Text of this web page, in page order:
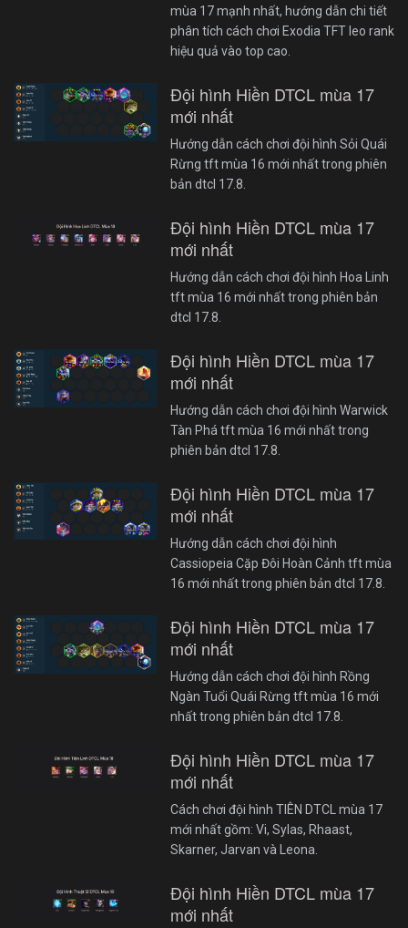
mùa 17 mạnh nhất, hướng dẫn chi tiết
phân tích cách chơi Exodia TFT leo rank
hiệu quả vào top cao.
Đội hình Hiền DTCL mùa 17
mới nhất
Hướng dẫn cách chơi đội hình Sỏi Quái
Rừng tft mùa 16 mới nhất trong phiên
bản dtcl 17.8.
Đội hình Hiền DTCL mùa 17
mới nhất
Hướng dẫn cách chơi đội hình Hoa Linh
tft mùa 16 mới nhất trong phiên bản
dtcl 17.8.
Đội hình Hiền DTCL mùa 17
mới nhất
Hướng dẫn cách chơi đội hình Warwick
Tàn Phá tft mùa 16 mới nhất trong
phiên bản dtcl 17.8.
Đội hình Hiền DTCL mùa 17
mới nhất
Hướng dẫn cách chơi đội hình
Cassiopeia Cặp Đôi Hoàn Cảnh tft mùa
16 mới nhất trong phiên bản dtcl 17.8.
Đội hình Hiền DTCL mùa 17
mới nhất
Hướng dẫn cách chơi đội hình Rồng
Ngàn Tuổi Quái Rừng tft mùa 16 mới
nhất trong phiên bản dtcl 17.8.
Đội hình Hiền DTCL mùa 17
mới nhất
Cách chơi đội hình TIÊN DTCL mùa 17
mới nhất gồm: Vi, Sylas, Rhaast,
Skarner, Jarvan và Leona.
Đội hình Hiền DTCL mùa 17
mới nhất